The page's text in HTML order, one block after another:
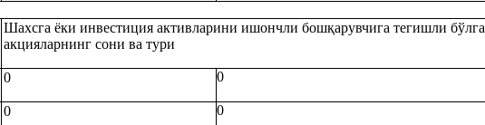
Шахсга ёки инвестиция активларини ишончли бошқарувчига тегишли
акцияларнинг сони ва тури
0 0
0 0